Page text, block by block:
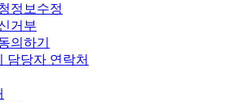
정보수정
거부
의하기
담당자 연락처